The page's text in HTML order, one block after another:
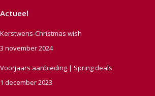
Actueel
Kerstwens-Christmas wish
3 november 2024
Voorjaars aanbieding | Spring deals
1 december 2023